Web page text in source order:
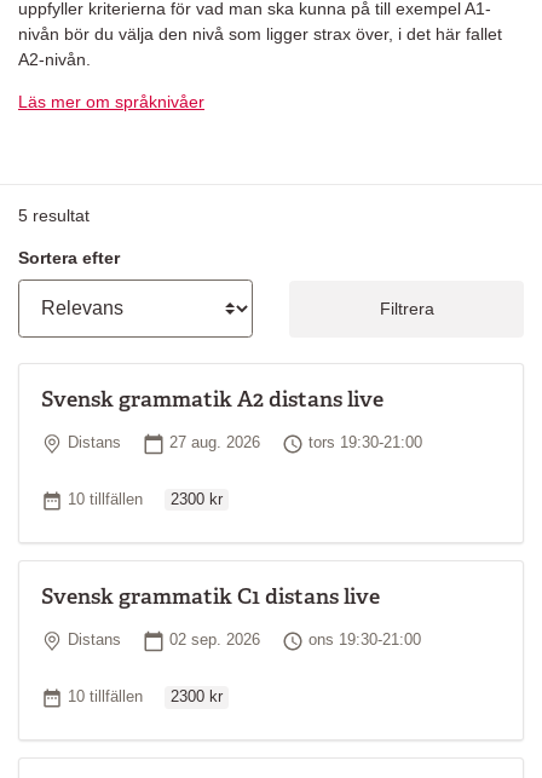
uppfyller kriterierna för vad man ska kunna på till exempel A1-
nivån bör du välja den nivå som ligger strax över, i det här fallet
A2-nivån.
Läs mer om språknivåer
5 resultat
Sortera efter
Filtrera
Svensk grammatik A2 distans live
Plats
Distans Startdatum
27 aug. 2026 Tid
tors 19:30-21:00
Antal tillfällen
10 tillfällen 2300 kr
Svensk grammatik C1 distans live
Plats
Distans Startdatum
02 sep. 2026 Tid
ons 19:30-21:00
Antal tillfällen
10 tillfällen 2300 kr